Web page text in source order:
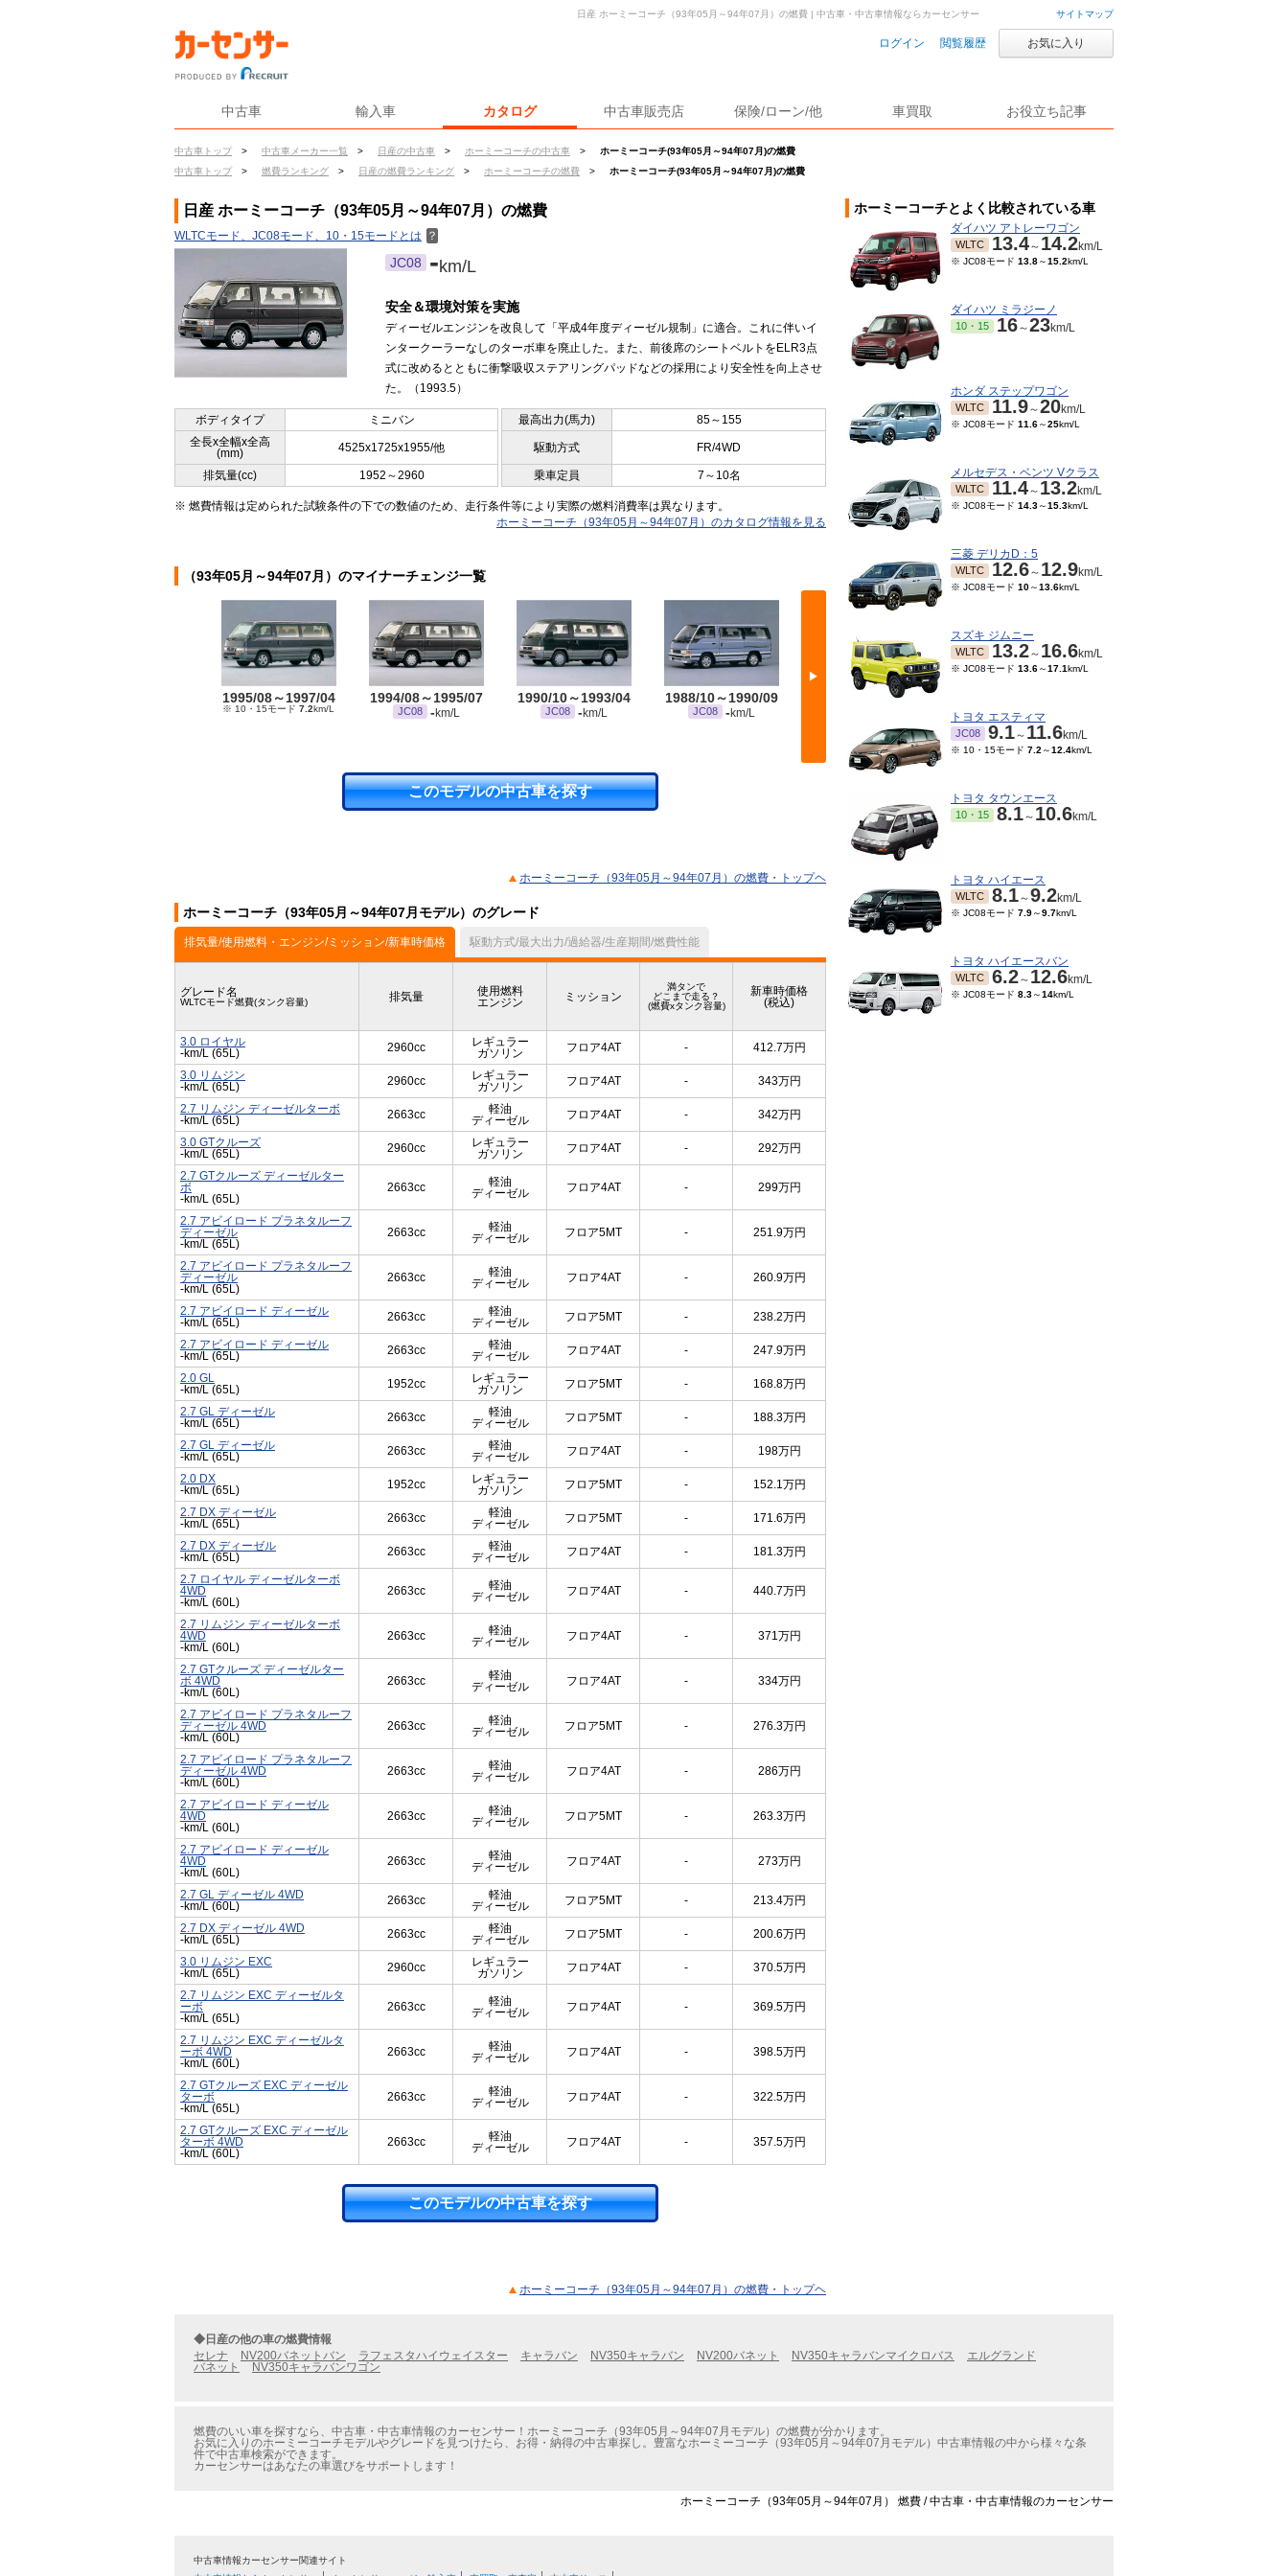
サイトマップ
ログイン 閲覧履歴 お気に入り
中古車 輸入車 カタログ 中古車販売店 保険/ローン/他 車買取 お役立ち記事
中古車トップ > 中古車メーカー一覧 > 日産の中古車 > ホーミーコーチの中古車 >
ホーミーコーチ(93年05月～94年07月)の燃費
中古車トップ
> 燃費ランキング > 日産の燃費ランキング > ホーミーコーチの燃費 > ホーミーコーチ(93年05月～94年07月)の燃費
日産 ホーミーコーチ（93年05月～94年07月）の燃費 | 中古車・中古車情報ならカーセンサー
日産 ホーミーコーチ（93年05月～94年07月）の燃費
WLTCモード、JC08モード、10・15モードとは ？
JC08 -km/L
安全＆環境対策を実施
ディーゼルエンジンを改良して「平成4年度ディーゼル規制」に適合。これに伴いイ
ンタークーラーなしのターボ車を廃止した。また、前後席のシートベルトをELR3点
式に改めるとともに衝撃吸収ステアリングパッドなどの採用により安全性を向上させ
た。（1993.5）
ボディタイプ ミニバン 最高出力(馬力)
85～155
全長x全幅x全高
(mm)
4525x1725x1955/他 駆動方式 FR/4WD
排気量(cc) 1952～2960 乗車定員 7～10名
※ 燃費情報は定められた試験条件の下での数値のため、走行条件等により実際の燃料消費率は異なります。
ホーミーコーチ（93年05月～94年07月）のカタログ情報を見る
（93年05月～94年07月）のマイナーチェンジ一覧
▶
1995/08～1997/04
※ 10・15モード 7.2km/L
1994/08～1995/07
JC08 - km/L
1990/10～1993/04
JC08 - km/L
1988/10～1990/09
JC08 - km/L
1986/09～1988/09
このモデルの中古車を探す
ホーミーコーチ（93年05月～94年07月）の燃費・トップヘ
ホーミーコーチ（93年05月～94年07月モデル）のグレード
排気量/使用燃料・エンジン/ミッション/新車時価格 駆動方式/最大出力/過給器/生産期間/燃費性能
グレード名
WLTCモード燃費(タンク容量) 排気量
使用燃料
エンジン
ミッション
満タンで
どこまで走る？
(燃費xタンク容量)
新車時価格
(税込)
3.0 ロイヤル
-km/L (65L)
2960cc
レギュラー
ガソリン
フロア4AT - 412.7万円
3.0 リムジン
-km/L (65L)
2960cc
レギュラー
ガソリン
フロア4AT - 343万円
2.7 リムジン ディーゼルターボ
-km/L (65L)
2663cc
軽油
ディーゼル
フロア4AT - 342万円
3.0 GTクルーズ
-km/L (65L)
2960cc
レギュラー
ガソリン
フロア4AT - 292万円
2.7 GTクルーズ ディーゼルター
ボ
-km/L (65L)
2663cc
軽油
ディーゼル
フロア4AT - 299万円
2.7 アビイロード プラネタルーフ
ディーゼル
-km/L (65L)
2663cc
軽油
ディーゼル
フロア5MT - 251.9万円
2.7 アビイロード プラネタルーフ
ディーゼル
-km/L (65L)
2663cc
軽油
ディーゼル
フロア4AT - 260.9万円
2.7 アビイロード ディーゼル
-km/L (65L)
2663cc
軽油
ディーゼル
フロア5MT - 238.2万円
2.7 アビイロード ディーゼル
-km/L (65L)
2663cc
軽油
ディーゼル
フロア4AT - 247.9万円
2.0 GL
-km/L (65L)
1952cc
レギュラー
ガソリン
フロア5MT - 168.8万円
2.7 GL ディーゼル
-km/L (65L)
2663cc
軽油
ディーゼル
フロア5MT - 188.3万円
2.7 GL ディーゼル
-km/L (65L)
2663cc
軽油
ディーゼル
フロア4AT - 198万円
2.0 DX
-km/L (65L)
1952cc
レギュラー
ガソリン
フロア5MT - 152.1万円
2.7 DX ディーゼル
-km/L (65L)
2663cc
軽油
ディーゼル
フロア5MT - 171.6万円
2.7 DX ディーゼル
-km/L (65L)
2663cc
軽油
ディーゼル
フロア4AT - 181.3万円
2.7 ロイヤル ディーゼルターボ
4WD
-km/L (60L)
2663cc
軽油
ディーゼル
フロア4AT - 440.7万円
2.7 リムジン ディーゼルターボ
4WD
-km/L (60L)
2663cc
軽油
ディーゼル
フロア4AT - 371万円
2.7 GTクルーズ ディーゼルター
ボ 4WD
-km/L (60L)
2663cc
軽油
ディーゼル
フロア4AT - 334万円
2.7 アビイロード プラネタルーフ
ディーゼル 4WD
-km/L (60L)
2663cc
軽油
ディーゼル
フロア5MT - 276.3万円
2.7 アビイロード プラネタルーフ
ディーゼル 4WD
-km/L (60L)
2663cc
軽油
ディーゼル
フロア4AT - 286万円
2.7 アビイロード ディーゼル
4WD
-km/L (60L)
2663cc
軽油
ディーゼル
フロア5MT - 263.3万円
2.7 アビイロード ディーゼル
4WD
-km/L (60L)
2663cc
軽油
ディーゼル
フロア4AT - 273万円
2.7 GL ディーゼル 4WD
-km/L (60L)
2663cc
軽油
ディーゼル
フロア5MT - 213.4万円
2.7 DX ディーゼル 4WD
-km/L (65L)
2663cc
軽油
ディーゼル
フロア5MT - 200.6万円
3.0 リムジン EXC
-km/L (65L)
2960cc
レギュラー
ガソリン
フロア4AT - 370.5万円
2.7 リムジン EXC ディーゼルタ
ーボ
-km/L (65L)
2663cc
軽油
ディーゼル
フロア4AT - 369.5万円
2.7 リムジン EXC ディーゼルタ
ーボ 4WD
-km/L (60L)
2663cc
軽油
ディーゼル
フロア4AT - 398.5万円
2.7 GTクルーズ EXC ディーゼル
ターボ
-km/L (65L)
2663cc
軽油
ディーゼル
フロア4AT - 322.5万円
2.7 GTクルーズ EXC ディーゼル
ターボ 4WD
-km/L (60L)
2663cc
軽油
ディーゼル
フロア4AT - 357.5万円
このモデルの中古車を探す
ホーミーコーチ（93年05月～94年07月）の燃費・トップヘ
ホーミーコーチとよく比較されている車
ダイハツ アトレーワゴン
WLTC 13.4～ 14.2km/L
※ JC08モード 13.8～15.2km/L
ダイハツ ミラジーノ
10・15 16～23km/L
ホンダ ステップワゴン
WLTC 11.9～20km/L
※ JC08モード 11.6～25km/L
メルセデス・ベンツ Vクラス
WLTC 11.4～ 13.2km/L
※ JC08モード 14.3～15.3km/L
三菱 デリカD：5
WLTC 12.6～ 12.9km/L
※ JC08モード 10～13.6km/L
スズキ ジムニー
WLTC 13.2～ 16.6km/L
※ JC08モード 13.6～17.1km/L
トヨタ エスティマ
JC08 9.1～ 11.6km/L
※ 10・15モード 7.2 ～12.4km/L
トヨタ タウンエース
10・15 8.1～ 10.6km/L
トヨタ ハイエース
WLTC 8.1～9.2km/L
※ JC08モード 7.9～9.7km/L
トヨタ ハイエースバン
WLTC 6.2～ 12.6km/L
※ JC08モード 8.3～14km/L
◆日産の他の車の燃費情報
セレナ
NV200バネットバン ラフェスタハイウェイスター キャラバン NV350キャラバン NV200バネット NV350キャラバンマイクロバス
エルグランド
バネット
NV350キャラバンワゴン
燃費のいい車を探すなら、中古車・中古車情報のカーセンサー！ホーミーコーチ（93年05月～94年07月モデル）の燃費が分かります。
お気に入りのホーミーコーチモデルやグレードを見つけたら、お得・納得の中古車探し。豊富なホーミーコーチ（93年05月～94年07月モデル）中古車情報の中から様々な条
件で中古車検索ができます。
カーセンサーはあなたの車選びをサポートします！
ホーミーコーチ（93年05月～94年07月） 燃費 / 中古車・中古車情報のカーセンサー
中古車情報カーセンサー関連サイト